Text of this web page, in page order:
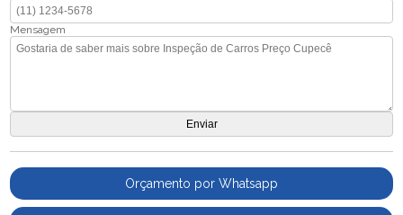
Mensagem
Orçamento por Whatsapp